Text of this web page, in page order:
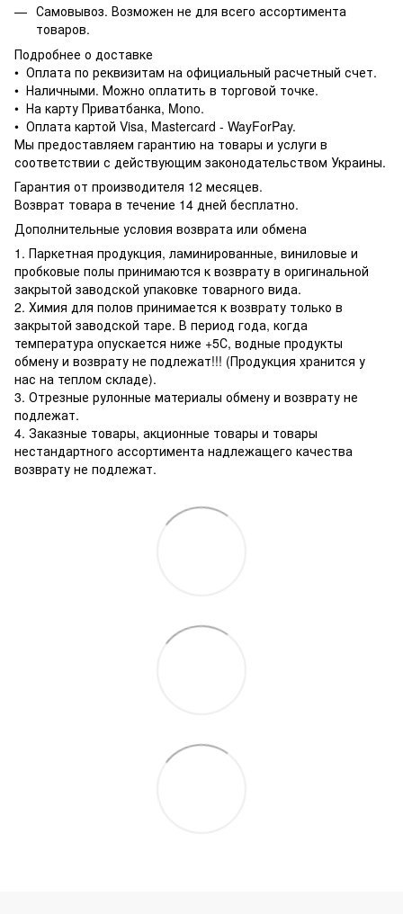
Самовывоз. Возможен не для всего ассортимента
товаров.
Подробнее о доставке
• Оплата по реквизитам на официальный расчетный счет.
• Наличными. Можно оплатить в торговой точке.
• На карту Приватбанка, Mono.
• Оплата картой Visa, Mastercard - WayForPay.
Мы предоставляем гарантию на товары и услуги в
соответствии с действующим законодательством Украины.
Гарантия от производителя 12 месяцев.
Возврат товара в течение 14 дней бесплатно.
Дополнительные условия возврата или обмена
1. Паркетная продукция, ламинированные, виниловые и
пробковые полы принимаются к возврату в оригинальной
закрытой заводской упаковке товарного вида.
2. Химия для полов принимается к возврату только в
закрытой заводской таре. В период года, когда
температура опускается ниже +5С, водные продукты
обмену и возврату не подлежат!!! (Продукция хранится у
нас на теплом складе).
3. Отрезные рулонные материалы обмену и возврату не
подлежат.
4. Заказные товары, акционные товары и товары
нестандартного ассортимента надлежащего качества
возврату не подлежат.